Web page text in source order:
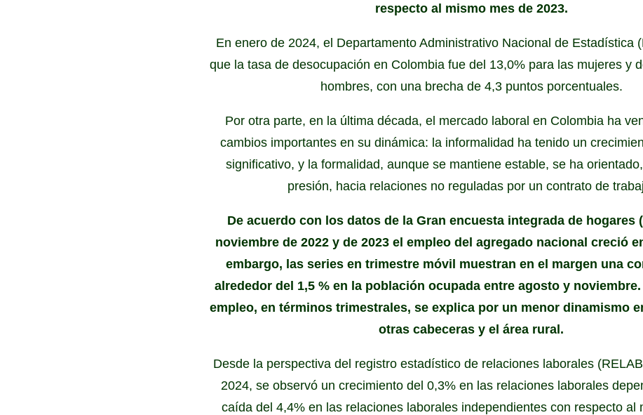
respecto al mismo mes de 2023.
En enero de 2024, el Departamento Administrativo Nacional de Estadística
que la tasa de desocupación en Colombia fue del 13,0% para las mujeres y
hombres, con una brecha de 4,3 puntos porcentuales.
Por otra parte, en la última década, el mercado laboral en Colombia ha
cambios importantes en su dinámica: la informalidad ha tenido un
significativo, y la formalidad, aunque se mantiene estable, se ha
presión, hacia relaciones no reguladas por un contrato de
De acuerdo con los datos de la Gran encuesta integrada de hogares
noviembre de 2022 y de 2023 el empleo del agregado nacional creció
embargo, las series en trimestre móvil muestran en el margen una
alrededor del 1,5 % en la población ocupada entre agosto y
empleo, en términos trimestrales, se explica por un menor dinamismo
otras cabeceras y el área rural.
Desde la perspectiva del registro estadístico de relaciones laborales
2024, se observó un crecimiento del 0,3% en las relaciones laborales
caída del 4,4% en las relaciones laborales independientes con respecto al